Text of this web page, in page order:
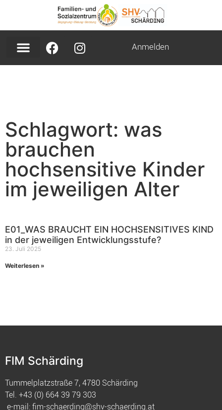
Anmelden
Schlagwort: was
brauchen
hochsensitive Kinder
im jeweiligen Alter
E01_WAS BRAUCHT EIN HOCHSENSITIVES KIND
in der jeweiligen Entwicklungsstufe?
23. Juli 2025
Weiterlesen »
FIM Schärding
Tummelplatzstraße 7, 4780 Schärding
Tel. +43 (0) 664 39 79 303
e-mail:fim-schaerding@shv-schaerding.at